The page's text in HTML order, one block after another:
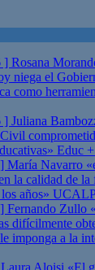
] Rosana
niega el
como
] Juliana
Educ
María Navarro
la calidad de la
los años»
Fernando Zullo
difícilmente
imponga a la
Laura Aloisi «El